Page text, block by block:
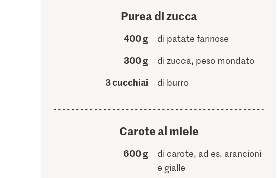
Purea di zucca
400 g di patate farinose
300 g di zucca, peso mondato
3 cucchiai di burro
Carote al miele
600 g
di carote, ad es. arancioni
e gialle